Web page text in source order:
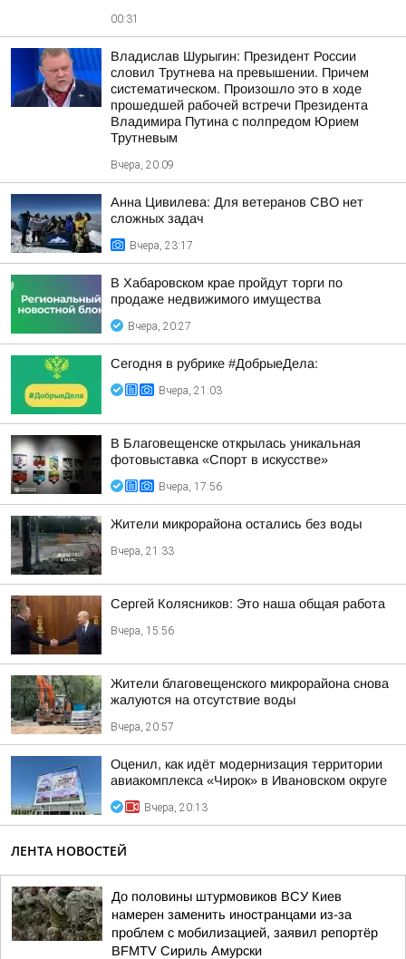
00:31
Владислав Шурыгин: Президент России
словил Трутнева на превышении. Причем
систематическом. Произошло это в ходе
прошедшей рабочей встречи Президента
Владимира Путина с полпредом Юрием
Трутневым
Вчера, 20:09
Анна Цивилева: Для ветеранов СВО нет
сложных задач
Вчера, 23:17
В Хабаровском крае пройдут торги по
продаже недвижимого имущества
Вчера, 20:27
Сегодня в рубрике #ДобрыеДела:
Вчера, 21:03
В Благовещенске открылась уникальная
фотовыставка «Спорт в искусстве»
Вчера, 17:56
Жители микрорайона остались без воды
Вчера, 21:33
Сергей Колясников: Это наша общая работа
Вчера, 15:56
Жители благовещенского микрорайона снова
жалуются на отсутствие воды
Вчера, 20:57
Оценил, как идёт модернизация территории
авиакомплекса «Чирок» в Ивановском округе
Вчера, 20:13
ЛЕНТА НОВОСТЕЙ
До половины штурмовиков ВСУ Киев
намерен заменить иностранцами из-за
проблем с мобилизацией, заявил репортёр
BFMTV Сириль Амурски